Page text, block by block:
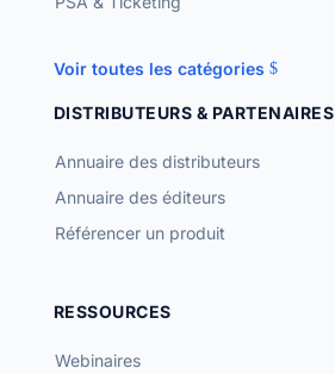
Voir toutes les catégories
DISTRIBUTEURS & PARTENAIRES
Annuaire des distributeurs
Annuaire des éditeurs
Référencer un produit
RESSOURCES
Webinaires